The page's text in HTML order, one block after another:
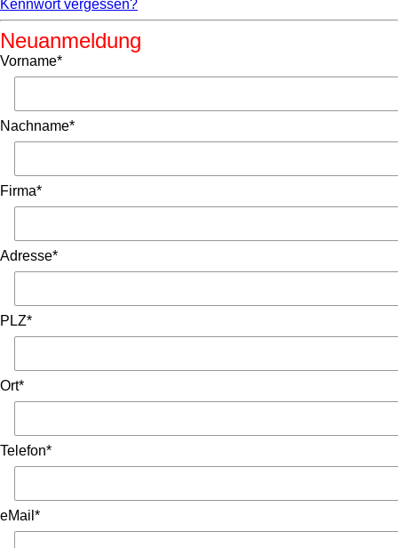
Kennwort vergessen?
Neuanmeldung
Vorname*
Nachname*
Firma*
Adresse*
PLZ*
Ort*
Telefon*
eMail*